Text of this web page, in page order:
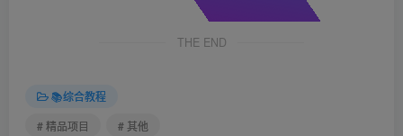
THE END
📚综合教程
# 精品项目
# 其他